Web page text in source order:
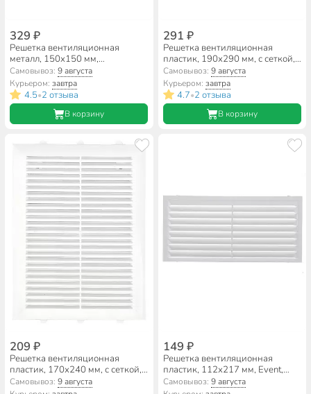
329 ₽
Решетка вентиляционная
металл, 150х150 мм,
коричневая, Event, 1515ВРС
Самовывоз:9 августа
Курьером:завтра
4.5•2 отзыва
В корзину
291 ₽
Решетка вентиляционная
пластик, 190х290 мм, с сеткой,
Event, 1929М/С
Самовывоз: 9 августа
Курьером: завтра
4.7•2 отзыва
В корзину
209 ₽
Решетка вентиляционная
пластик, 170х240 мм, с сеткой,
Event, 1724М/С
Самовывоз:9 августа
149 ₽
Решетка вентиляционная
пластик, 112х217 мм, Event,
П1122С
Самовывоз: 9 августа